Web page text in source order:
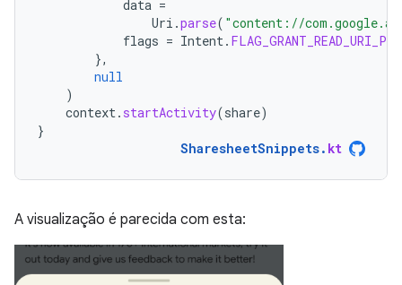
data =
Uri .parse( "content://
flags = Intent.
},
null
)
context. startActivity(share)
}
SharesheetSnippets. kt
A visualização é parecida com esta: